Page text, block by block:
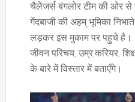
चैलेंजर्स बंगलोर टीम की ओर से
गेंदबाजी की अहम् भूमिका
लड़कर इस मुकाम पर पहुचे
जीवन परिचय, उम्र,करियर,
के बारे में विस्तार में बताएँगे।